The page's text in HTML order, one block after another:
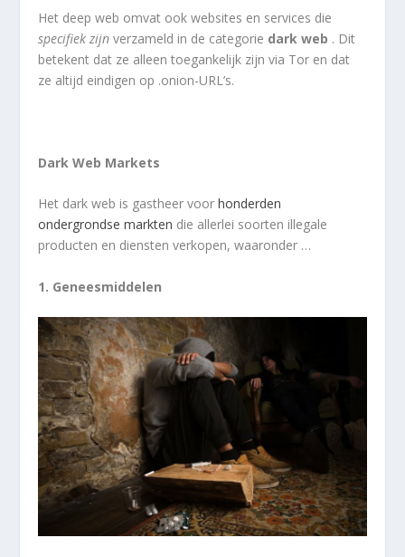
Het deep web omvat ook websites en services die
specifiek zijn verzameld in de categorie dark web . Dit
betekent dat ze alleen toegankelijk zijn via Tor en dat
ze altijd eindigen op .onion-URL’s.
Dark Web Markets
Het dark web is gastheer voorhonderden
ondergrondse markten die allerlei soorten illegale
producten en diensten verkopen, waaronder …
1. Geneesmiddelen